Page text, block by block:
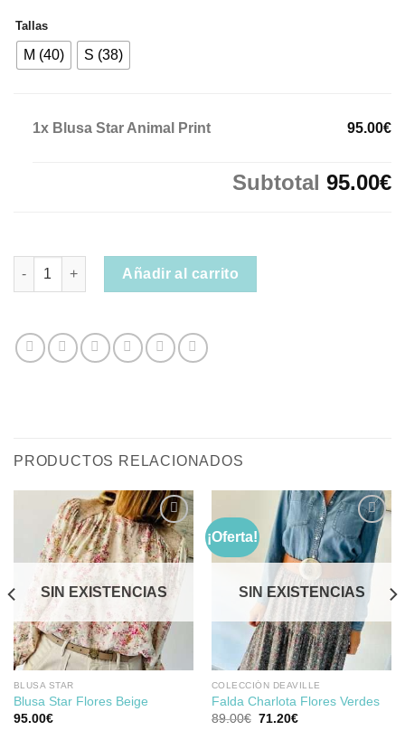
Tallas
M (40) S (38)
1x Blusa Star Animal Print 95.00€
Subtotal 95.00€
Blusa Star Animal Print cantidad
Añadir al carrito
PRODUCTOS RELACIONADOS
Añadir
a la
lista de
SIN EXISTENCIAS
BLUSA STAR
Blusa Star Flores Beige
95.00€
¡Oferta!
lista de
deseos
SIN EXISTENCIAS
COLECCIÓN DEAVILLE
Falda Charlota Flores Verdes
89.00€ El
71.20€El